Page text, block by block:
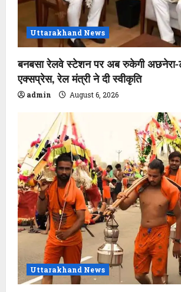
Uttarakhand News
बनबसा रेलवे स्टेशन पर अब रुकेगी
एक्सप्रेस, रेल मंत्री ने दी स्वीकृति
admin August 6, 2026
Uttarakhand News